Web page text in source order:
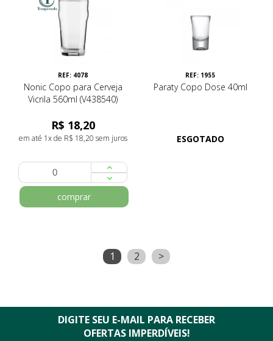
REF: 4078
Nonic Copo para Cerveja
Vicrila 560ml (V438540)
R$ 18,20
em até 1x de R$ 18,20 sem juros
comprar
REF: 1955
Paraty Copo Dose 40ml
ESGOTADO
1 2 >
DIGITE SEU E-MAIL PARA RECEBER
OFERTAS IMPERDÍVEIS!